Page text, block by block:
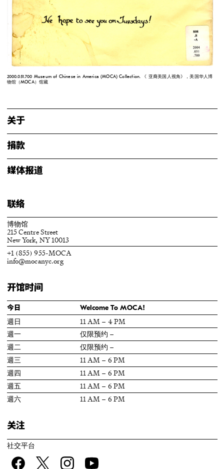
2000.051.700 Museum of Chinese in America (MOCA) Collection. 《 亚裔美国人视角》，美国华人博
物馆（MOCA）馆藏
关于
捐款
媒体报道
联络
博物馆
215 Centre Street
New York, NY 10013
+1 (855) 955-MOCA
info@mocanyc.org
开馆时间
今日 Welcome To MOCA!
週日
11 AM – 4 PM
週一
仅限预约 –
週二
仅限预约 –
週三
11 AM – 6 PM
週四
11 AM – 6 PM
週五
11 AM – 6 PM
週六
11 AM – 6 PM
关注
社交平台
Facebooktwitter